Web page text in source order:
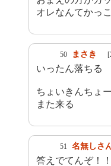
オレなんてかっ
50 まさき
いったん落ちる
ちょいきんちょ
また来る
51 名無しさ
答えでてんぞ！！